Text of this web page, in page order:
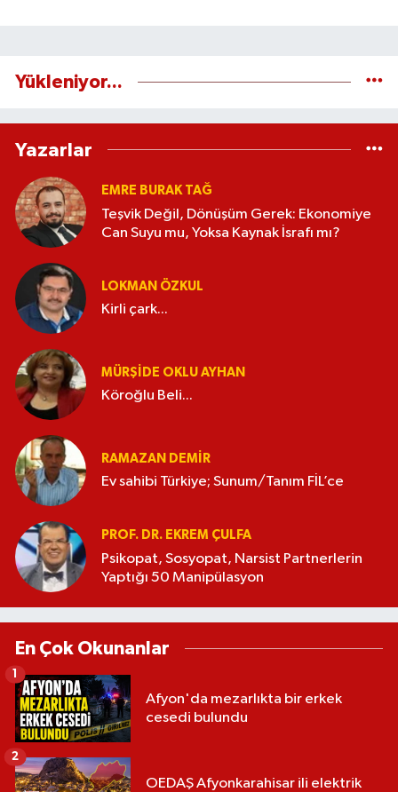
Yükleniyor...
Yazarlar
EMRE BURAK TAĞ
Teşvik Değil, Dönüşüm Gerek: Ekonomiye
Can Suyu mu, Yoksa Kaynak İsrafı mı?
LOKMAN ÖZKUL
Kirli çark...
MÜRŞIDE OKLU AYHAN
Köroğlu Beli...
RAMAZAN DEMİR
Ev sahibi Türkiye; Sunum/Tanım FİL’ce
PROF. DR. EKREM ÇULFA
Psikopat, Sosyopat, Narsist Partnerlerin
Yaptığı 50 Manipülasyon
En Çok Okunanlar
Afyon'da mezarlıkta bir erkek
cesedi bulundu
1
OEDAŞ Afyonkarahisar ili elektrik
2